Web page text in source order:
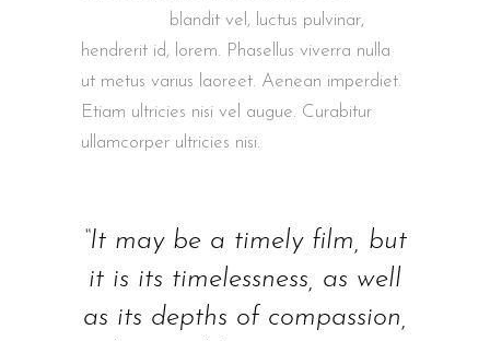
blandit vel, luctus pulvinar,
hendrerit id, lorem. Phasellus viverra nulla
ut metus varius laoreet. Aenean imperdiet.
Etiam ultricies nisi vel augue. Curabitur
ullamcorper ultricies nisi.
“It may be a timely film, but
it is its timelessness, as well
as its depths of compassion,